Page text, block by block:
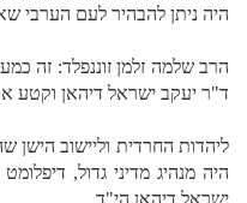
היה ניתן להבהיר לעם הערבי
הרב שלמה זלמן זוננפלד: זה
ד"ר יעקב ישראל דיהאן וקטע
ליהדות החרדית וליישוב הישן
היה מנהיג מדיני גדול,